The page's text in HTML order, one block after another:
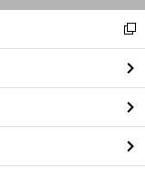
閉
る
新
し
い
ウ
ィ
ン
ド